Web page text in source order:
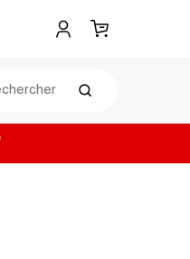
Mon compte
Panier
Rechercher